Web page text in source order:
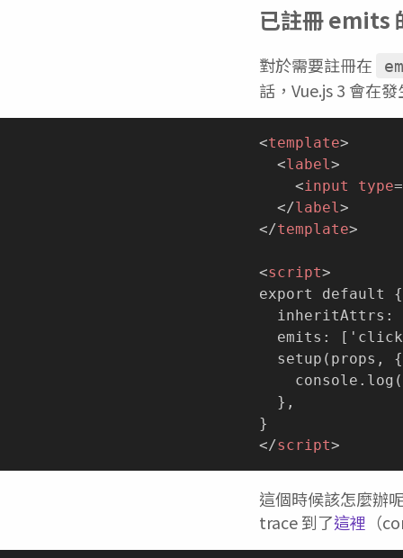
已註冊 emits
對於需要註冊在
話，Vue.js 3 會在
<template>
<label>
<input type=
</label>
</template>
<script>
export default {
inheritAttrs:
emits:
setup(props,
  },
</script>
這個時候該怎麼辦
trace 到了這裡 （